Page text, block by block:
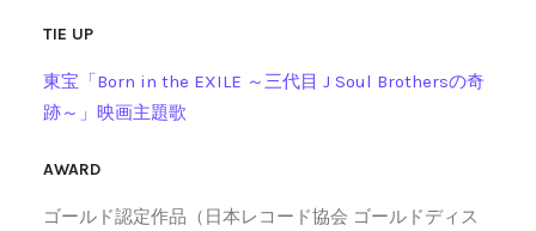
TIE UP
東宝「Born in the EXILE ～三代目 J Soul Brothersの奇
跡～」映画主題歌
AWARD
ゴールド認定作品（日本レコード協会 ゴールドディス